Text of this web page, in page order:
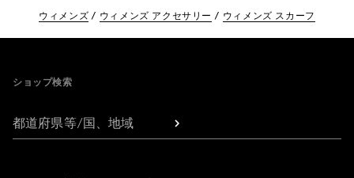
ウィメンズ ウィメンズ アクセサリー ウィメンズ スカーフ
ショップ検索
都道府県等/国、地域